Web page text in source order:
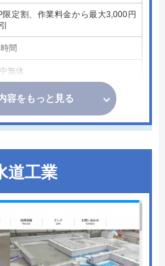
限定割、作業料金から最大3,000円
間
無休
容をもっと見る
道工業